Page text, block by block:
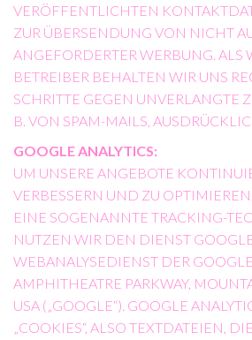
VERÖFFENTLICHTEN
ZUR ÜBERSENDUNG VON NICHT
ANGEFORDERTER WERBUNG. ALS
BETREIBER BEHALTEN WIR UNS
SCHRITTE GEGEN UNVERLANGTE
B. VON SPAM-MAILS,
GOOGLE ANALYTICS:
UM UNSERE ANGEBOTE
VERBESSERN UND ZU
EINE SOGENANNTE TRACKING-
NUTZEN WIR DEN DIENST
WEBANALYSEDIENST DER
AMPHITHEATRE PARKWAY,
USA („GOOGLE“). GOOGLE
„COOKIES“, ALSO TEXTDATEIEN,